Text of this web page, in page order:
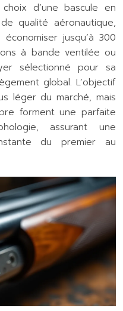
d’une bascule en
qualité aéronautique,
jusqu’à 300
à bande ventilée ou
sélectionné pour sa
global. L’objectif
léger du marché, mais
forment une parfaite
assurant une
du premier au